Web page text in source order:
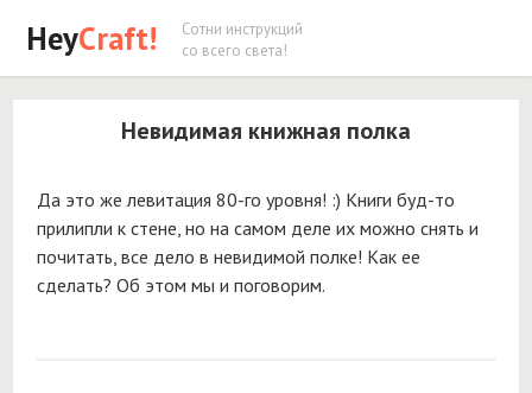
HeyCraft!
Сотни инструкций
со всего света!
Невидимая книжная полка
Да это же левитация 80-го уровня! :) Книги буд-то
прилипли к стене, но на самом деле их можно снять и
почитать, все дело в невидимой полке! Как ее
сделать? Об этом мы и поговорим.